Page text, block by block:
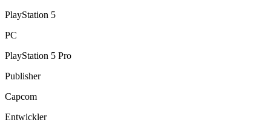
PlayStation 5
PC
PlayStation 5 Pro
Publisher
Capcom
Entwickler